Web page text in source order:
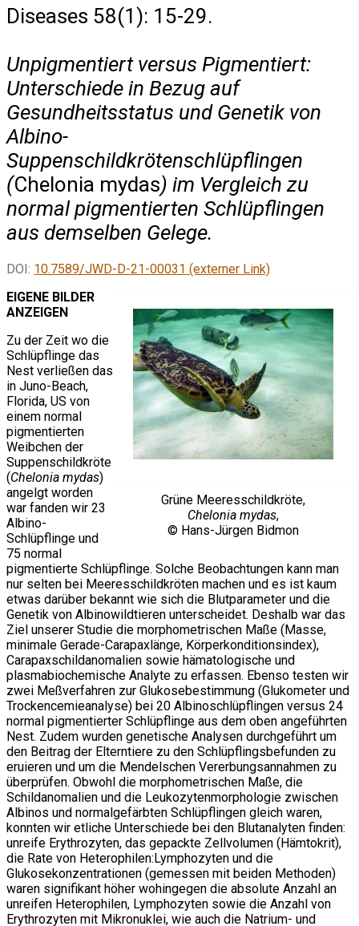
Diseases 58(1): 15-29.
Unpigmentiert versus Pigmentiert:
Unterschiede in Bezug auf
Gesundheitsstatus und Genetik von
Albino-
Suppenschildkrötenschlüpflingen
(Chelonia mydas) im Vergleich zu
normal pigmentierten Schlüpflingen
aus demselben Gelege.
DOI: 10.7589/JWD-D-21-00031 (externer Link)
Grüne Meeresschildkröte,
Chelonia mydas,
© Hans-Jürgen Bidmon
EIGENE BILDER
ANZEIGEN
Zu der Zeit wo die
Schlüpflinge das
Nest verließen das
in Juno-Beach,
Florida, US von
einem normal
pigmentierten
Weibchen der
Suppenschildkröte
(Chelonia mydas)
angelgt worden
war fanden wir 23
Albino-
Schlüpflinge und
75 normal
pigmentierte Schlüpflinge. Solche Beobachtungen kann man
nur selten bei Meeresschildkröten machen und es ist kaum
etwas darüber bekannt wie sich die Blutparameter und die
Genetik von Albinowildtieren unterscheidet. Deshalb war das
Ziel unserer Studie die morphometrischen Maße (Masse,
minimale Gerade-Carapaxlänge, Körperkonditionsindex),
Carapaxschildanomalien sowie hämatologische und
plasmabiochemische Analyte zu erfassen. Ebenso testen wir
zwei Meßverfahren zur Glukosebestimmung (Glukometer und
Trockencemieanalyse) bei 20 Albinoschlüpflingen versus 24
normal pigmentierter Schlüpflinge aus dem oben angeführten
Nest. Zudem wurden genetische Analysen durchgeführt um
den Beitrag der Elterntiere zu den Schlüpflingsbefunden zu
eruieren und um die Mendelschen Vererbungsannahmen zu
überprüfen. Obwohl die morphometrischen Maße, die
Schildanomalien und die Leukozytenmorphologie zwischen
Albinos und normalgefärbten Schlüpflingen gleich waren,
konnten wir etliche Unterschiede bei den Blutanalyten finden:
unreife Erythrozyten, das gepackte Zellvolumen (Hämtokrit),
die Rate von Heterophilen:Lymphozyten und die
Glukosekonzentrationen (gemessen mit beiden Methoden)
waren signifikant höher wohingegen die absolute Anzahl an
unreifen Heterophilen, Lymphozyten sowie die Anzahl von
Erythrozyten mit Mikronuklei, wie auch die Natrium- und